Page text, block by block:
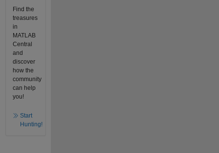
Find the
treasures
in
MATLAB
Central
and
discover
how the
community
can help
you!
Start
Hunting!